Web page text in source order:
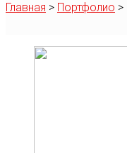
Главная > Портфолио >